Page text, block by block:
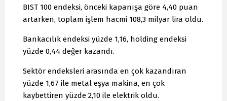
BIST 100 endeksi, önceki kapanışa göre 4,40 puan
artarken, toplam işlem hacmi 108,3 milyar lira oldu.
Bankacılık endeksi yüzde 1,16, holding endeksi
yüzde 0,44 değer kazandı.
Sektör endeksleri arasında en çok kazandıran
yüzde 1,67 ile metal eşya makina, en çok
kaybettiren yüzde 2,10 ile elektrik oldu.